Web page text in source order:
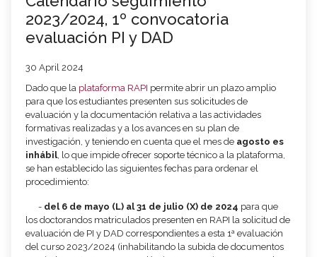
2023/2024, 1º convocatoria
evaluación PI y DAD
30 April 2024
Dado que la plataforma RAPI permite abrir un plazo amplio
para que los estudiantes presenten sus solicitudes de
evaluación y la documentación relativa a las actividades
formativas realizadas y a los avances en su plan de
investigación, y teniendo en cuenta que el mes de agosto es
inhábil, lo que impide ofrecer soporte técnico a la plataforma,
se han establecido las siguientes fechas para ordenar el
procedimiento:
- del 6 de mayo (L) al 31 de julio (X) de 2024 para que
los doctorandos matriculados presenten en RAPI la solicitud de
evaluación de PI y DAD correspondientes a esta 1ª evaluación
del curso 2023/2024 (inhabilitando la subida de documentos